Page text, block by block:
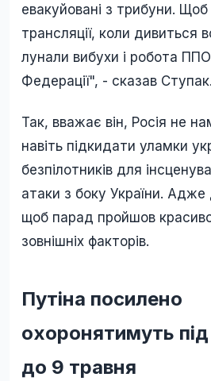
евакуйовані з трибуни. Щоб
трансляції, коли дивиться
лунали вибухи і робота ППО
Федерації", - сказав Ступак.
Так, вважає він, Росія не
навіть підкидати уламки
безпілотників для
атаки з боку України. Адже
щоб парад пройшов
зовнішніх факторів.
Путіна посилено
охоронятимуть
до 9 травня